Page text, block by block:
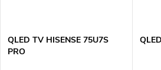
QLED TV HISENSE 75U7S
PRO